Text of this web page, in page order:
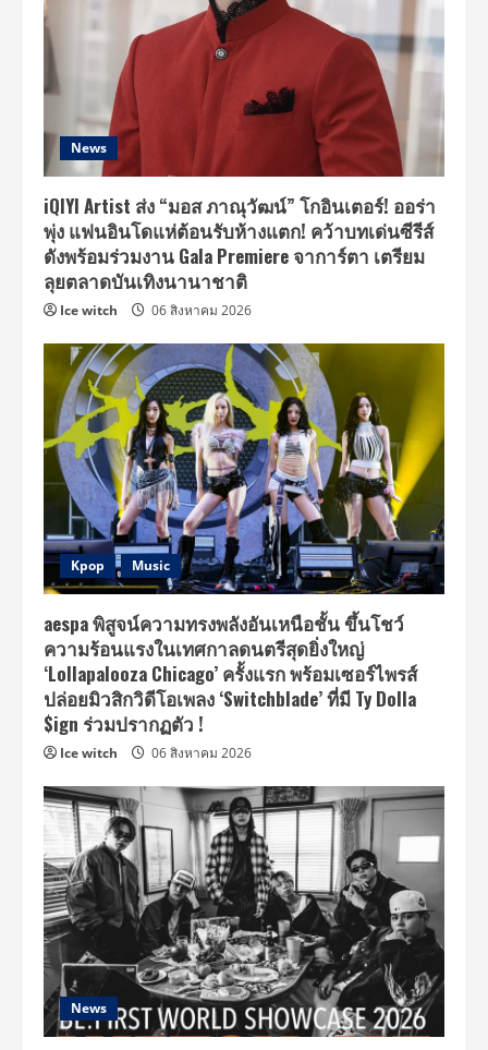
News
iQIYI Artist ส่ง “มอส ภาณุวัฒน์” โกอินเตอร์! ออร่า
พุ่ง แฟนอินโดแห่ต้อนรับห้างแตก! คว้าบทเด่นซีรีส์
ดังพร้อมร่วมงาน Gala Premiere จาการ์ตา เตรียม
ลุยตลาดบันเทิงนานาชาติ
Ice witch 06 สิงหาคม 2026
Kpop Music
aespa พิสูจน์ความทรงพลังอันเหนือชั้น ขึ้นโชว์
ความร้อนแรงในเทศกาลดนตรีสุดยิ่งใหญ่
‘Lollapalooza Chicago’ ครั้งแรก พร้อมเซอร์ไพรส์
ปล่อยมิวสิกวิดีโอเพลง ‘Switchblade’ ที่มี Ty Dolla
$ign ร่วมปรากฏตัว !
Ice witch 06 สิงหาคม 2026
News